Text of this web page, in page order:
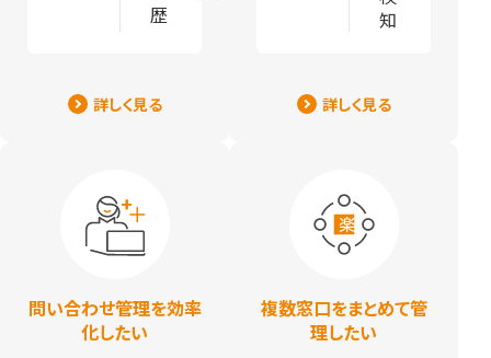
歴
詳しく見る
知
詳しく見る
問い合わせ管理を効率
化したい
複数窓口をまとめて管
理したい